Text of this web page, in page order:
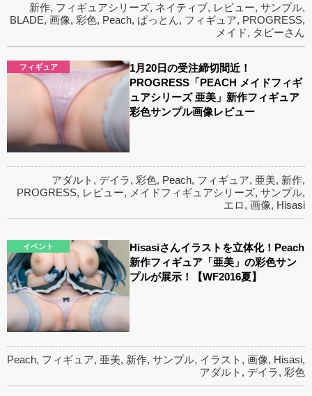
新作, フィギュアシリーズ, ネイティブ, レビュー, サンプル,
BLADE, 画像, 彩色, Peach, ぱっとん, フィギュア, PROGRESS,
メイド, タビーさん
フィギュア
1月20日の受注締切間近！
PROGRESS「PEACH メイドフィギ
ュアシリーズ 亜美」新作フィギュア
彩色サンプル画像レビュー
アダルト , デイラ, 彩色, Peach, フィギュア, 亜美, 新作,
PROGRESS, レビュー, メイドフィギュアシリーズ, サンプル,
エロ, 画像, Hisasi
イベント
Hisasiさんイラストを立体化！Peach
新作フィギュア「亜美」の彩色サン
プルが展示！【WF2016夏】
Peach, フィギュア, 亜美, 新作, サンプル, イラスト , 画像, Hisasi,
アダルト , デイラ, 彩色